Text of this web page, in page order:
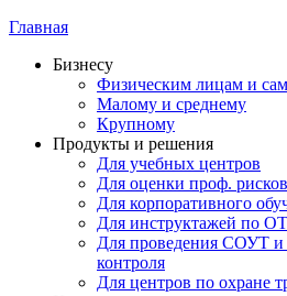
Главная
Бизнесу
Физическим лицам и
Малому и среднему
Крупному
Продукты и решения
Для учебных центров
Для оценки проф. рисков
Для корпоративного
Для инструктажей по ОТ
Для проведения СОУТ и
контроля
Для центров по охране